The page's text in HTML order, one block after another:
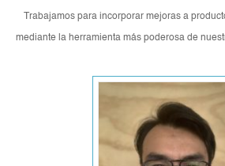
Trabajamos para incorporar mejoras a
mediante la herramienta más poderosa de